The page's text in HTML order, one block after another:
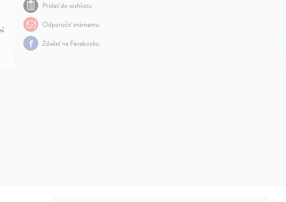
Pridať do wishlistu
Odporučiť známemu
Zdielať na Facebooku